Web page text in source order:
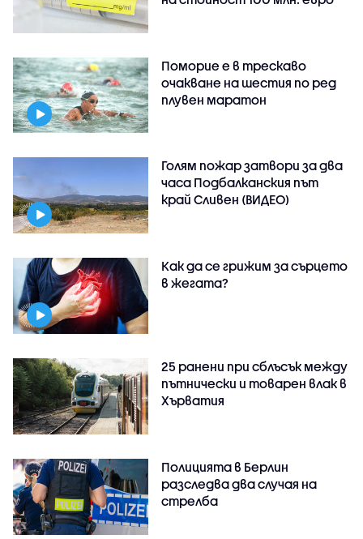
Поморие е в трескаво
очакване на шестия по ред
плувен маратон
Голям пожар затвори за два
часа Подбалканския път
край Сливен (ВИДЕО)
Как да се грижим за сърцето
в жегата?
25 ранени при сблъсък между
пътнически и товарен влак в
Хърватия
Полицията в Берлин
разследва два случая на
стрелба